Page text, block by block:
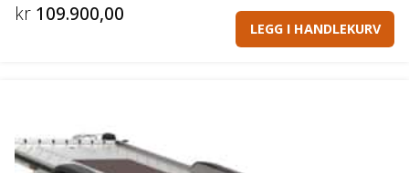
kr 109.900,00
LEGG I HANDLEKURV